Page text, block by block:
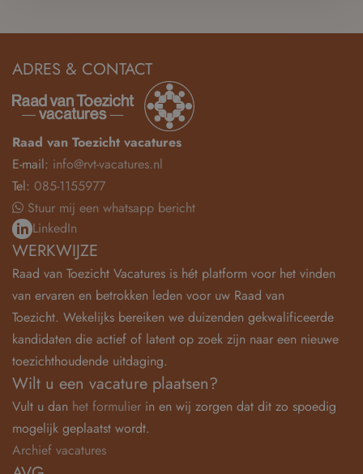
ADRES & CONTACT
Raad van Toezicht vacatures
E-mail: info@rvt-vacatures.nl
Tel: 085-1155977
Stuur mij een whatsapp bericht
LinkedIn
WERKWIJZE
Raad van Toezicht Vacatures is hét platform voor het vinden
van ervaren en betrokken leden voor uw Raad van
Toezicht. Wekelijks bereiken we duizenden gekwalificeerde
kandidaten die actief of latent op zoek zijn naar een nieuwe
toezichthoudende uitdaging.
Wilt u een vacature plaatsen?
Vult u dan het formulier in en wij zorgen dat dit zo spoedig
mogelijk geplaatst wordt.
Archief vacatures